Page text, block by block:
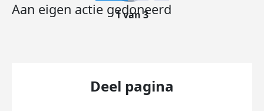
Aan eigen actie gedoneerd
1 van 3
Deel pagina